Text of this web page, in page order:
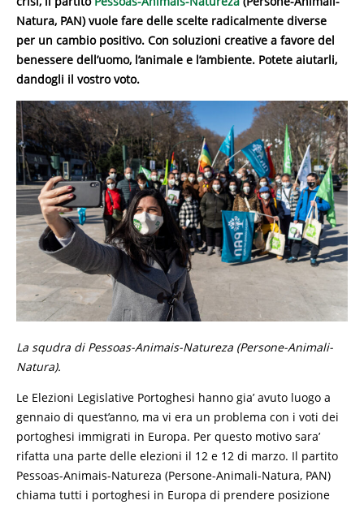
Natura, PAN) vuole fare delle scelte radicalmente diverse
per un cambio positivo. Con soluzioni creative a favore del
benessere dell’uomo, l’animale e l’ambiente. Potete aiutarli,
dandogli il vostro voto.
La squdra di Pessoas-Animais-Natureza (Persone-Animali-
Natura).
Le Elezioni Legislative Portoghesi hanno gia’ avuto luogo a
gennaio di quest’anno, ma vi era un problema con i voti dei
portoghesi immigrati in Europa. Per questo motivo sara’
rifatta una parte delle elezioni il 12 e 12 di marzo. Il partito
Pessoas-Animais-Natureza (Persone-Animali-Natura, PAN)
chiama tutti i portoghesi in Europa di prendere posizione